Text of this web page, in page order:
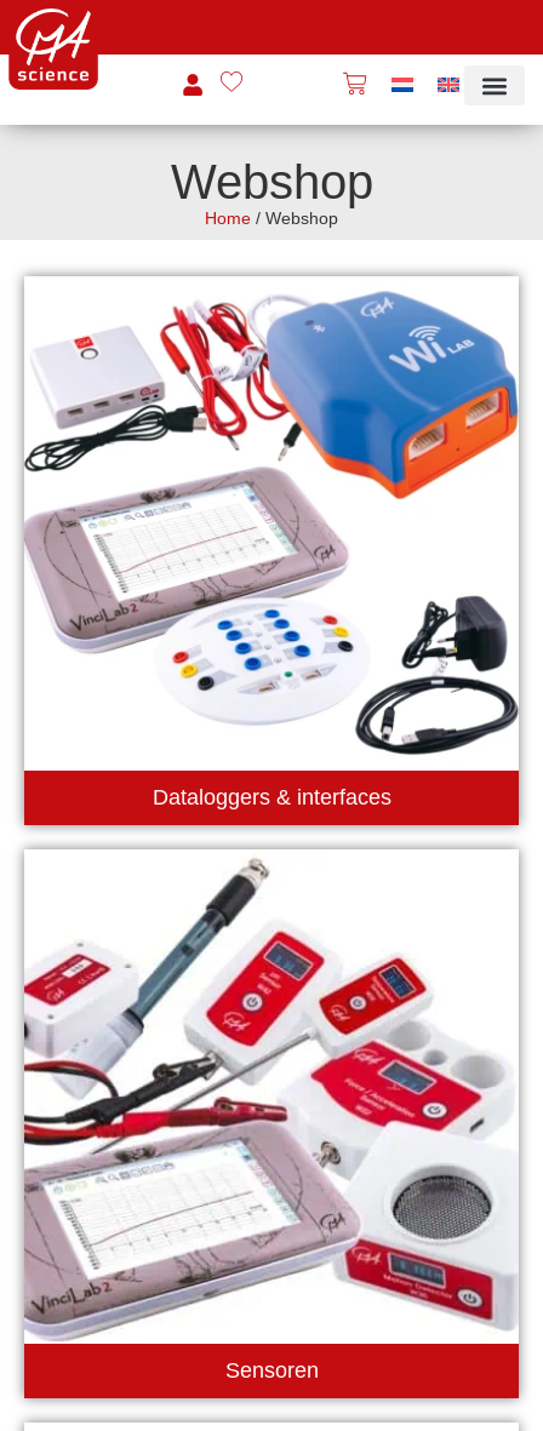
Webshop
Home / Webshop
Dataloggers & interfaces
Sensoren